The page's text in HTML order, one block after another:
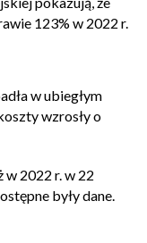
123% w 2022 r.
w ubiegłym
wzrosły o
w 2022 r. w 22
były dane.